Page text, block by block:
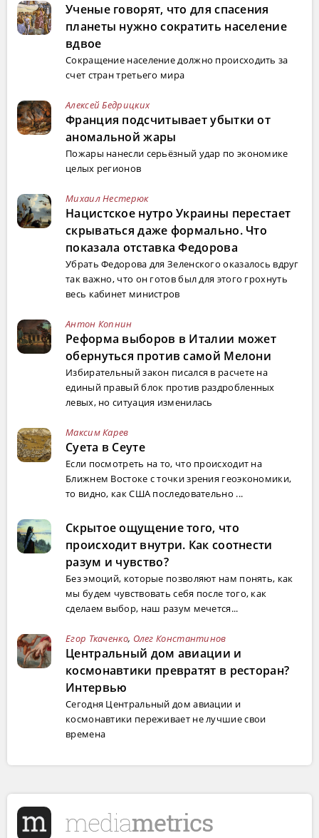
Ученые говорят, что для спасения
планеты нужно сократить население
вдвое
Сокращение население должно происходить за
счет стран третьего мира
Алексей Бедрицких
Франция подсчитывает убытки от
аномальной жары
Пожары нанесли серьёзный удар по экономике
целых регионов
Михаил Нестерюк
Нацистское нутро Украины перестает
скрываться даже формально. Что
показала отставка Федорова
Убрать Федорова для Зеленского оказалось вдруг
так важно, что он готов был для этого грохнуть
весь кабинет министров
Антон Копнин
Реформа выборов в Италии может
обернуться против самой Мелони
Избирательный закон писался в расчете на
единый правый блок против раздробленных
левых, но ситуация изменилась
Максим Карев
Суета в Сеуте
Если посмотреть на то, что происходит на
Ближнем Востоке с точки зрения геоэкономики,
то видно, как США последовательно ...
Скрытое ощущение того, что
происходит внутри. Как соотнести
разум и чувство?
Без эмоций, которые позволяют нам понять, как
мы будем чувствовать себя после того, как
сделаем выбор, наш разум мечется...
Егор Ткаченко, Олег Константинов
Центральный дом авиации и
космонавтики превратят в ресторан?
Интервью
Сегодня Центральный дом авиации и
космонавтики переживает не лучшие свои
времена